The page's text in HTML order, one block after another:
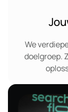
We
doelgroep.